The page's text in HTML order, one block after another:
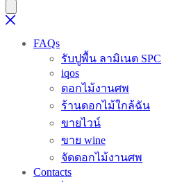
FAQs
รับปูพื้น ลามิเนต SPC
iqos
ดอกไม้งานศพ
ร้านดอกไม้ใกล้ฉัน
ขายไวน์
ขาย wine
จัดดอกไม้งานศพ
Contacts